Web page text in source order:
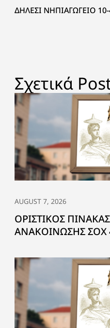
ΔΗΛΕΣΙ ΝΗΠΙΑΓΩΓΕΙΟ
Σχετικά
AUGUST 7, 2026
ΟΡΙΣΤΙΚΟΣ
ΑΝΑΚΟΙΝΩΣΗΣ ΣΟΧ